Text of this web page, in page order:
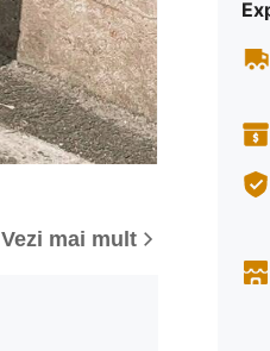
Vezi mai mult